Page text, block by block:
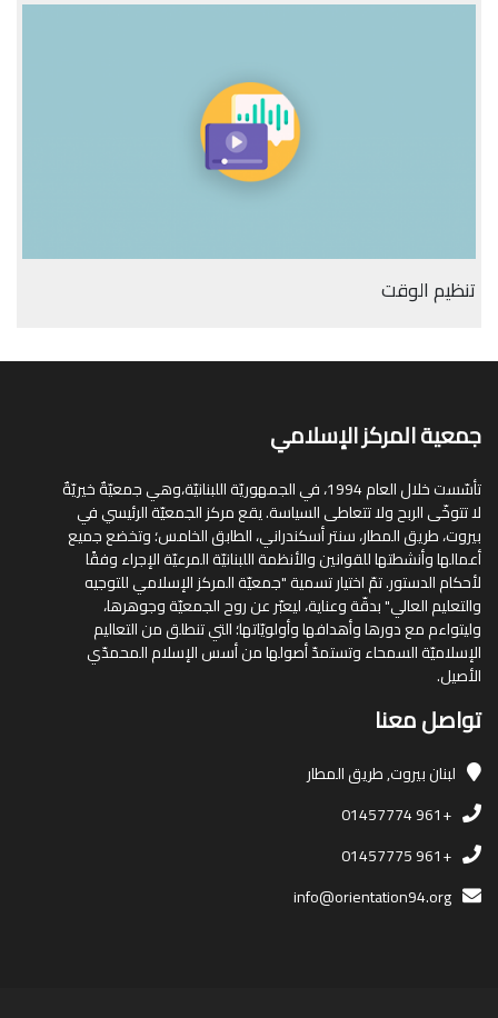
تنظيم الوقت
جمعية المركز الإسلامي
تأسّست خلال العام 1994، في الجمهوريّة اللبنانيّة،وهي جمعيّةٌ خيريّةٌ
لا تتوخّى الربح ولا تتعاطى السياسة. يقع مركز الجمعيّة الرئيسي في
بيروت، طريق المطار، سنتر أسكندراني، الطابق الخامس؛ وتخضع جميع
أعمالها وأنشطتها للقوانين والأنظمة اللبنانيّة المرعيّة الإجراء وفقًا
لأحكام الدستور. تمّ اختيار تسمية "جمعيّة المركز الإسلامي للتوجيه
والتعليم العالي" بدقّة وعناية، ليعبّر عن روح الجمعيّة وجوهرها،
وليتواءم مع دورها وأهدافها وأولويّاتها؛ التي تنطلق من التعاليم
الإسلاميّة السمحاء وتستمدّ أصولها من أسس الإسلام المحمدّي
الأصيل.
تواصل معنا
لبنانبيروت, طريق المطار
+961 01457774
+961 01457775
info@orientation94.org